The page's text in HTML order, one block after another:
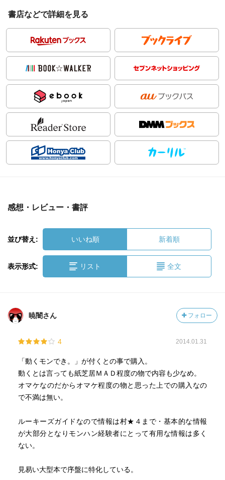
書店などで詳細を見る
感想・レビュー・書評
並び替え: いいね順 新着順
表示形式: リスト 全文
暁闇さん フォロー
4 2014.01.31
「動くモンでき。」が付くとの事で購入。
動くとは言っても紙芝居ＭＡＤ程度の物で内容も少なめ。
オマケなのだからオマケ程度の物と思った上での購入なの
で不満は無い。
ルーキーズガイドなので情報は村★４まで・基本的な情報
が大部分となりモンハン経験者にとって有用な情報は多く
ない。
見易い大型本で序盤に特化している。